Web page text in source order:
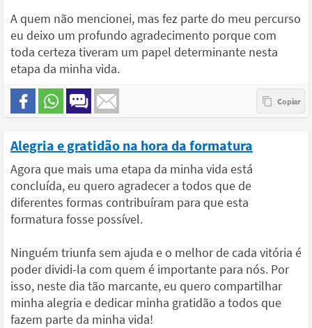
A quem não mencionei, mas fez parte do meu percurso
eu deixo um profundo agradecimento porque com
toda certeza tiveram um papel determinante nesta
etapa da minha vida.
Alegria e gratidão na hora da formatura
Agora que mais uma etapa da minha vida está
concluída, eu quero agradecer a todos que de
diferentes formas contribuíram para que esta
formatura fosse possível.
Ninguém triunfa sem ajuda e o melhor de cada vitória é
poder dividi-la com quem é importante para nós. Por
isso, neste dia tão marcante, eu quero compartilhar
minha alegria e dedicar minha gratidão a todos que
fazem parte da minha vida!